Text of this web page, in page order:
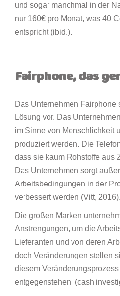
und sogar manchmal in der
nur 160€ pro Monat, was 40
entspricht (ibid.).
Fairphone, das
Das Unternehmen Fairphone
Lösung vor. Das
im Sinne von Menschlichkeit
produziert werden. Die
dass sie kaum Rohstoffe aus
Das Unternehmen sorgt
Arbeitsbedingungen in der
verbessert werden (Vitt, 2016).
Die großen Marken
Anstrengungen, um die
Lieferanten und von deren
doch Veränderungen stellen
diesem
entgegenstehen. (cash